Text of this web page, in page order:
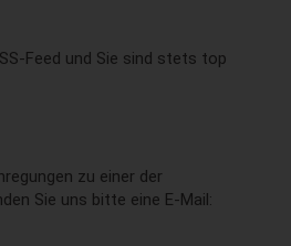
Feed und Sie sind stets top
zu einer der
Sie uns bitte eine E-Mail: